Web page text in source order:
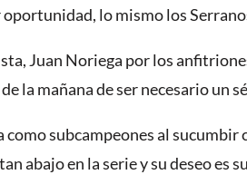
lo mismo los
Juan Noriega por los
la mañana de ser necesario un
subcampeones al
abajo en la serie y su deseo es